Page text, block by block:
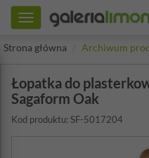
Toggle
navigation
Strona główna
Archiwum
Łopatka do
Sagaform Oak
Kod produktu: SF-5017204